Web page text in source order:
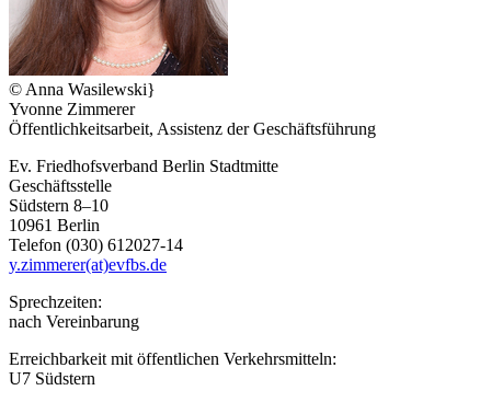
© Anna Wasilewski}
Yvonne Zimmerer
Öffentlichkeitsarbeit, Assistenz der Geschäftsführung
Ev. Friedhofsverband Berlin Stadtmitte
Geschäftsstelle
Südstern 8–10
10961 Berlin
Telefon (030) 612027-14
y.zimmerer(at)evfbs.de
Sprechzeiten:
nach Vereinbarung
Erreichbarkeit mit öffentlichen Verkehrsmitteln:
U7 Südstern